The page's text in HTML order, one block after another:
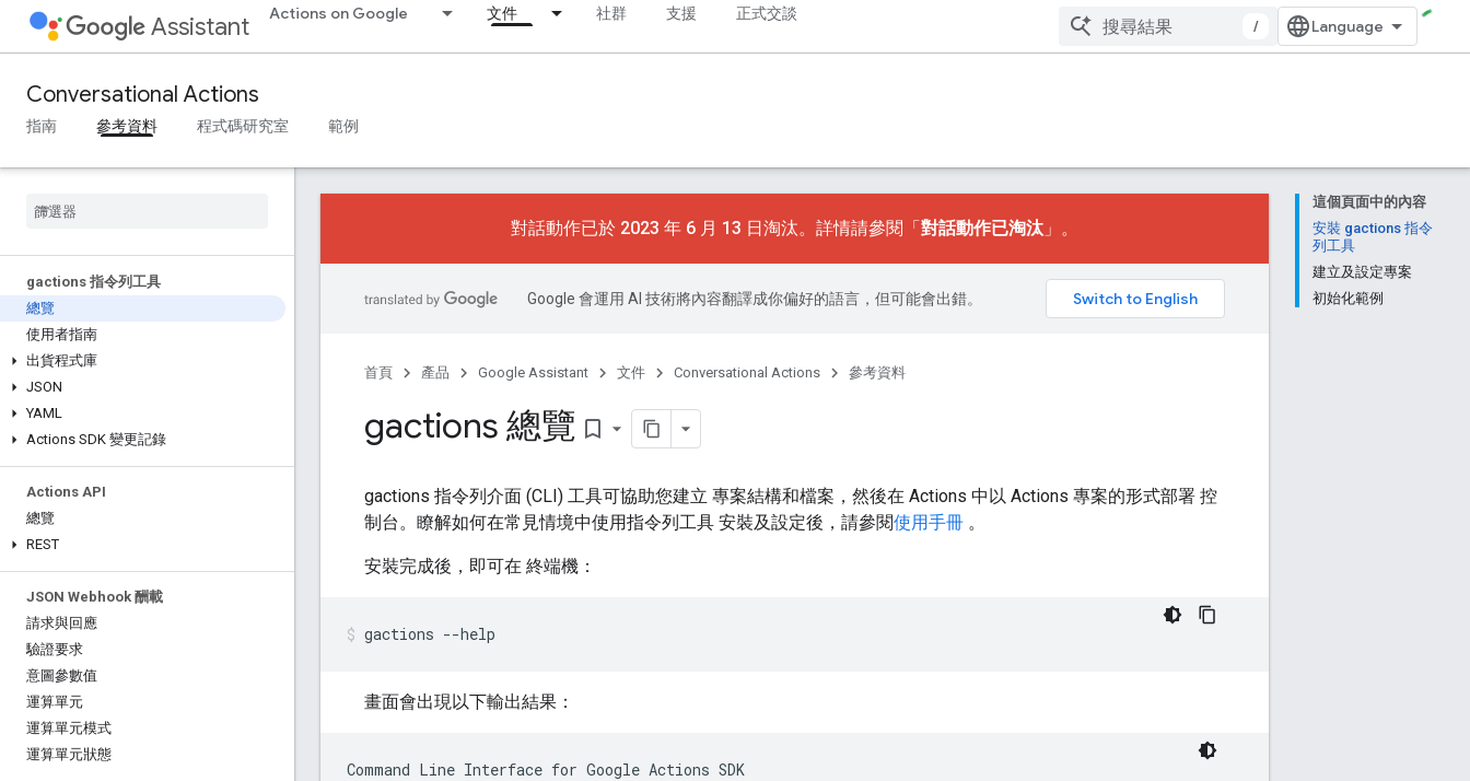
Assistant Actions on Google 文件 社群 支援 正式交談
/
Conversational Actions
指南 參考資料 程式碼研究室 範例
gactions 指令列工具
總覽
使用者指南
出貨程式庫
JSON
YAML
Actions SDK 變更記錄
Actions API
總覽
REST
JSON Webhook 酬載
請求與回應
驗證要求
意圖參數值
運算單元
運算單元模式
運算單元狀態
這個頁面中的內容
安裝 gactions 指令
列工具
建立及設定專案
初始化範例
對話動作已於 2023 年 6 月 13 日淘汰。詳情請參閱「對話動作已淘汰 」。
Google 會運用 AI 技術將內容翻譯成你偏好的語言，但可能會出錯。
首頁 產品 Google Assistant 文件 Conversational Actions 參考資料
gactions 總覽 bookmark_border
gactions 指令列介面 (CLI) 工具可協助您建立 專案結構和檔案，然後在 Actions 中以 Actions 專案的形式部署 控
制台。瞭解如何在常見情境中使用指令列工具 安裝及設定後，請參閱使用手冊 。
安裝完成後，即可在 終端機：
gactions --help
畫面會出現以下輸出結果：
Command Line Interface for Google Actions SDK